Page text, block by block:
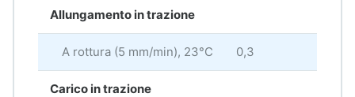
Allungamento in trazione
A rottura (5 mm/min), 23°C 0,3
Carico in trazione